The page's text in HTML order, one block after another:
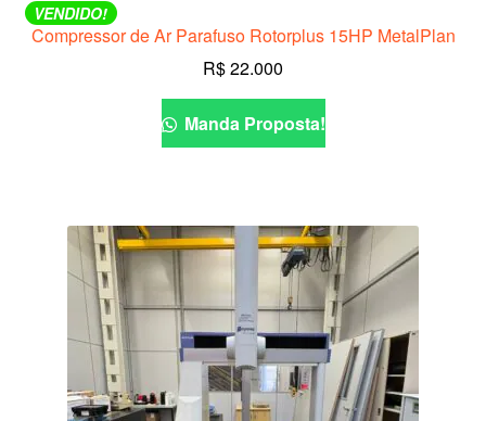
VENDIDO!
Compressor de Ar Parafuso Rotorplus 15HP MetalPlan
R$22.000
Manda Proposta!